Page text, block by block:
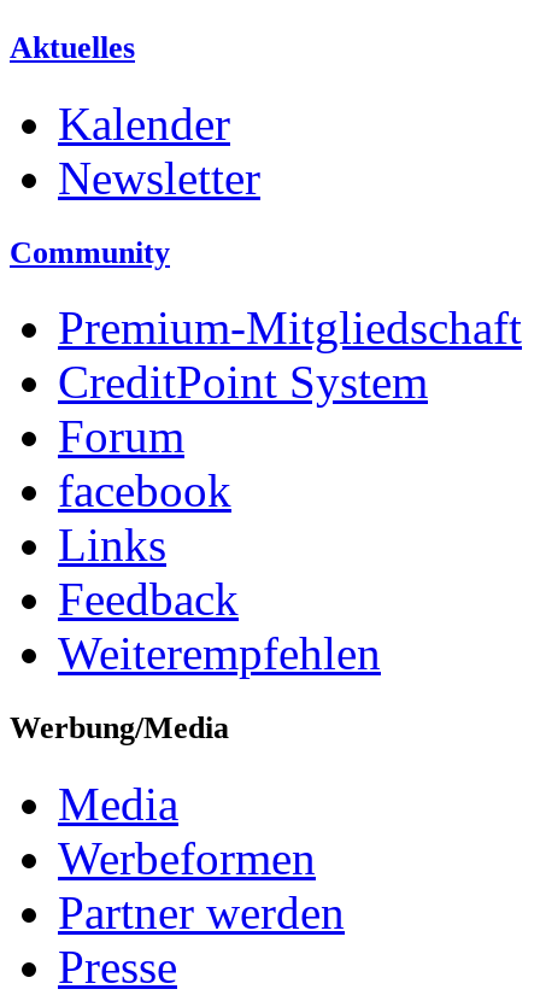
Aktuelles
Kalender
Newsletter
Community
Premium-Mitgliedschaft
CreditPoint System
Forum
facebook
Links
Feedback
Weiterempfehlen
Werbung/Media
Media
Werbeformen
Partner werden
Presse